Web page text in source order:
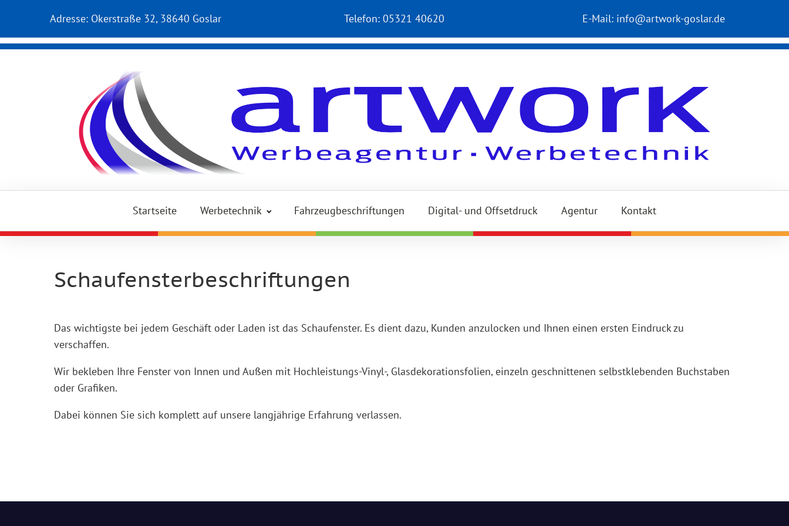
Adresse: Okerstraße 32, 38640 Goslar Telefon:05321 40620 E-Mail: info@artwork-goslar.de
Startseite Werbetechnik Fahrzeugbeschriftungen Digital- und Offsetdruck Agentur Kontakt
Schaufensterbeschriftungen
Das wichtigste bei jedem Geschäft oder Laden ist das Schaufenster. Es dient dazu, Kunden anzulocken und Ihnen einen ersten Eindruck zu
verschaffen.
Wir bekleben Ihre Fenster von Innen und Außen mit Hochleistungs-Vinyl-, Glasdekorationsfolien, einzeln geschnittenen selbstklebenden Buchstaben
oder Grafiken.
Dabei können Sie sich komplett auf unsere langjährige Erfahrung verlassen.